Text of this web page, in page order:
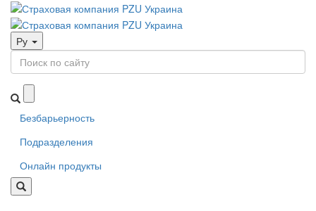
Ру
Безбарьерность
Подразделения
Онлайн продукты